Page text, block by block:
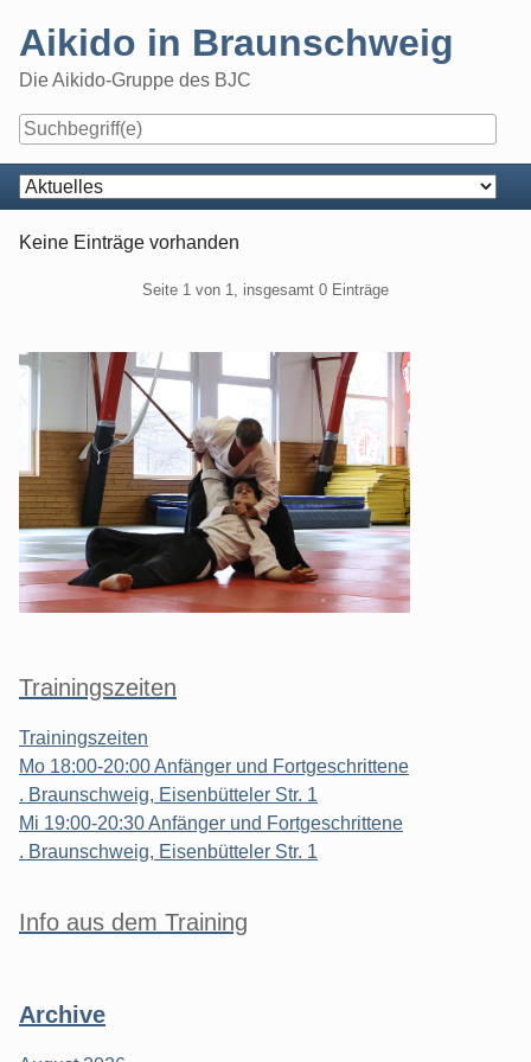
content
Aikido in Braunschweig
Die Aikido-Gruppe des BJC
Navigation
Keine Einträge vorhanden
Seite 1 von 1, insgesamt 0 Einträge
Seitenleiste
Trainingszeiten
Trainingszeiten
Mo 18:00-20:00 Anfänger und Fortgeschrittene
. Braunschweig, Eisenbütteler Str. 1
Mi 19:00-20:30 Anfänger und Fortgeschrittene
. Braunschweig, Eisenbütteler Str. 1
Info aus dem Training
Archive